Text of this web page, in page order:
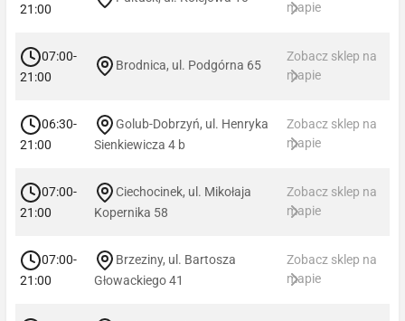
21:00
mapie
07:00-
21:00
Brodnica, ul. Podgórna 65
Zobacz sklep na
mapie
06:30-
21:00
Golub-Dobrzyń, ul. Henryka
Sienkiewicza 4 b
Zobacz sklep na
mapie
07:00-
21:00
Ciechocinek, ul. Mikołaja
Kopernika 58
Zobacz sklep na
mapie
07:00-
21:00
Brzeziny, ul. Bartosza
Głowackiego 41
Zobacz sklep na
mapie